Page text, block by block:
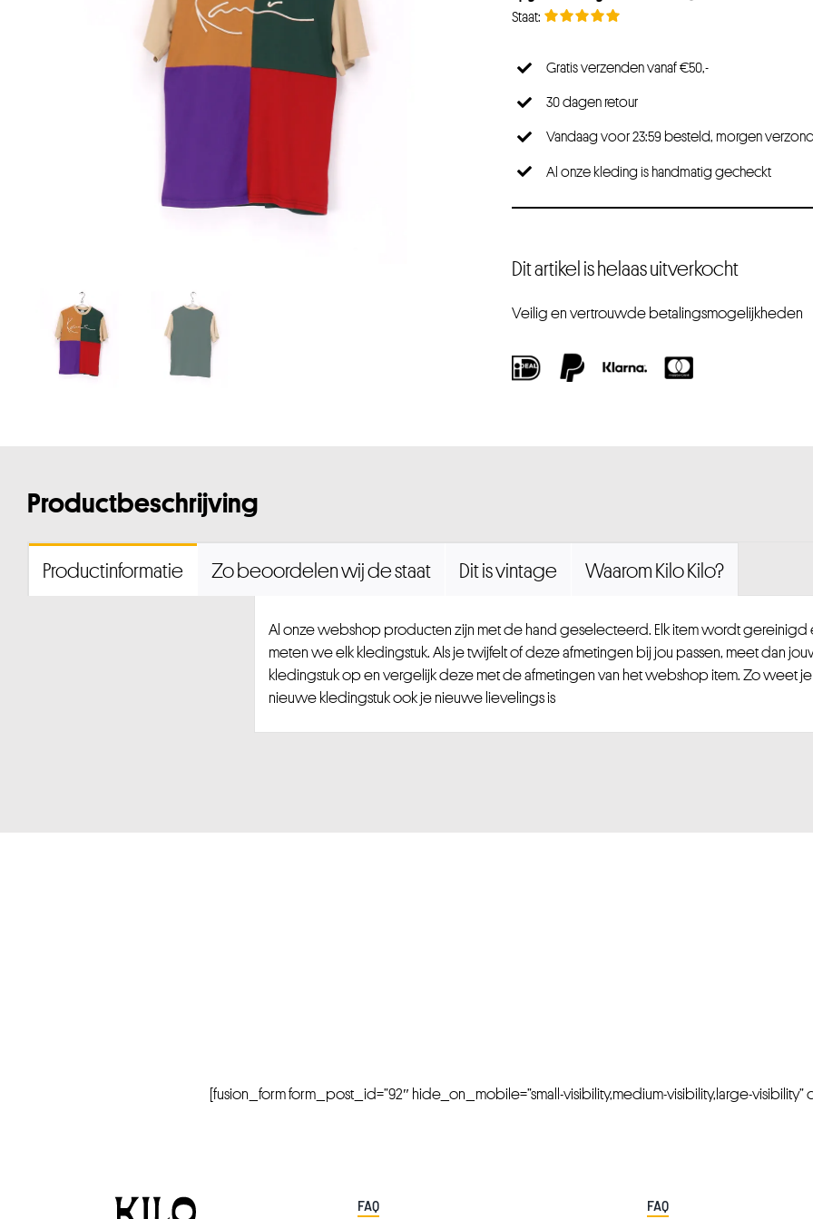
Gratis verzenden vanaf €50,-
30 dagen retour
Vandaag voor 23:59 besteld, morgen
Al onze kleding is handmatig gecheckt
Dit artikel is helaas uitverkocht
Veilig en vertrouwde betalingsmogelijkheden
Productbeschrijving
Productinformatie Zo beoordelen wij de staat Dit is vintage Waarom Kilo Kilo?
Al onze webshop producten zijn met de hand geselecteerd. Elk item wordt gereinigd
meten we elk kledingstuk. Als je twijfelt of deze afmetingen bij jou passen, meet dan
kledingstuk op en vergelijk deze met de afmetingen van het webshop item. Zo weet
nieuwe kledingstuk ook je nieuwe lievelings is
[fusion_form form_post_id=”92″ hide_on_mobile=”small-visibility,medium-visibility,large-visibility”
FAQ FAQ